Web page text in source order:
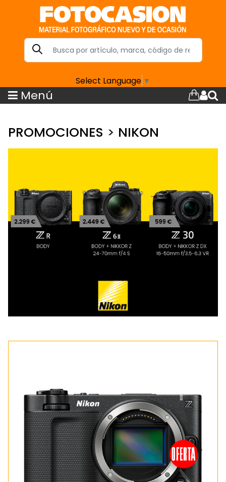
Select Language ▼
Menú
PROMOCIONES > NIKON